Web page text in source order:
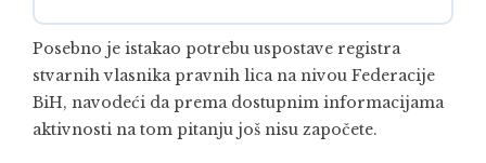
Posebno je istakao potrebu uspostave registra
stvarnih vlasnika pravnih lica na nivou Federacije
BiH, navodeći da prema dostupnim informacijama
aktivnosti na tom pitanju još nisu započete.